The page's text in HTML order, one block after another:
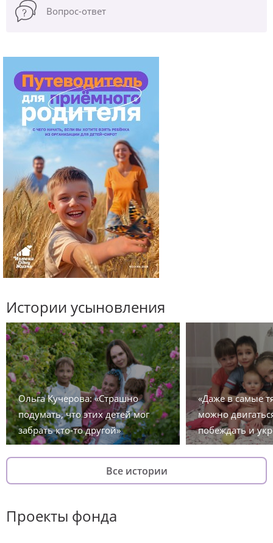
Вопрос-ответ
Истории усыновления
Ольга Кучерова: «Страшно
подумать, что этих детей мог
забрать кто-то другой»
«Даже в самые
можно
побеждать и
Все истории
Проекты фонда